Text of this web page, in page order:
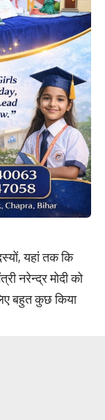
यहां तक कि
नरेन्द्र मोदी को
बहुत कुछ किया